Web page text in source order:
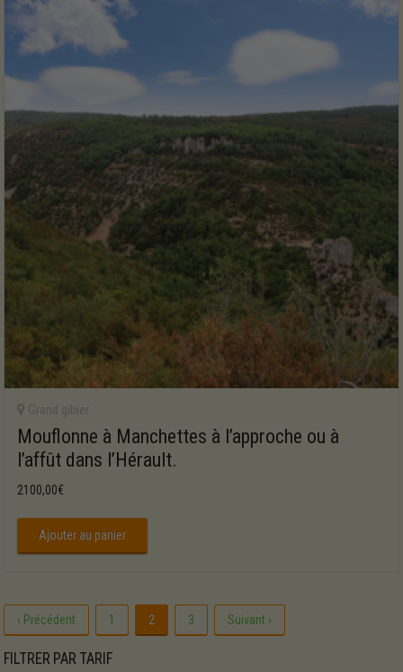
Grand gibier
Mouflonne à Manchettes à l’approche ou à
l’affût dans l’Hérault.
2100,00€
Ajouter au panier
‹ Précédent 1 2 3 Suivant ›
FILTRER PAR TARIF